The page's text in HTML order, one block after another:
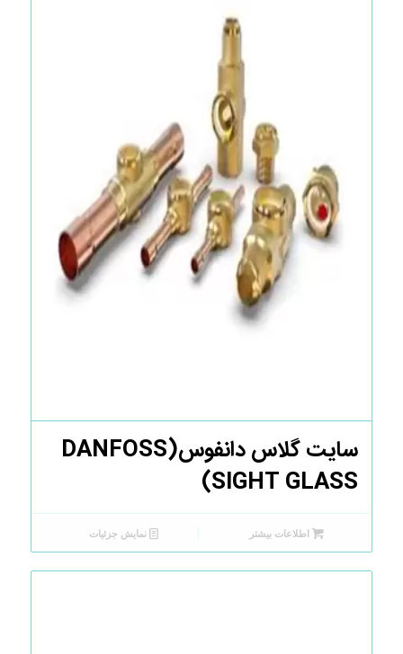
سایت گلاس دانفوس(DANFOSS
SIGHT GLASS)
اطلاعات بیشتر نمایش جزئیات